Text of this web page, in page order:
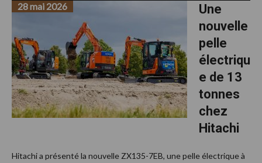
nouveaux
modèles
tiltrotateurs
XTR
Une
nouvelle
pelle
électriqu
e de 13
tonnes
chez
Hitachi
28 mai 2026
Hitachi a présenté la nouvelle ZX135-7EB, une pelle électrique à